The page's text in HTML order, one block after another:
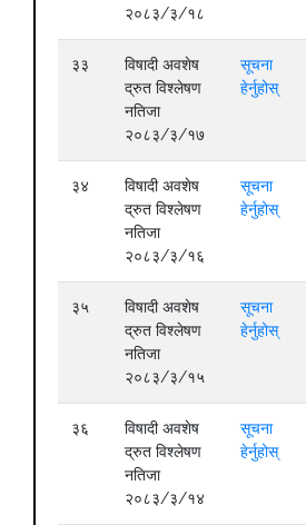
२०८३/३/१८
३३
विषादी अवशेष
द्रुत विश्लेषण
नतिजा
२०८३/३/१७
सूचना
हेर्नुहोस्
३४
विषादी अवशेष
द्रुत विश्लेषण
नतिजा
२०८३/३/१६
सूचना
हेर्नुहोस्
३५
विषादी अवशेष
द्रुत विश्लेषण
नतिजा
२०८३/३/१५
सूचना
हेर्नुहोस्
३६
विषादी अवशेष
द्रुत विश्लेषण
नतिजा
२०८३/३/१४
सूचना
हेर्नुहोस्